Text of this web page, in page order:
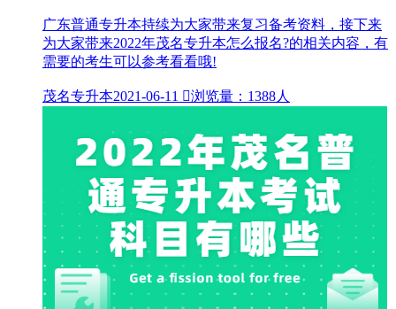
广东普通专升本持续为大家带来复习备考资料，接下来
为大家带来2022年茂名专升本怎么报名?的相关内容，有
需要的考生可以参考看看哦!
茂名专升本2021-06-11 浏览量：1388人